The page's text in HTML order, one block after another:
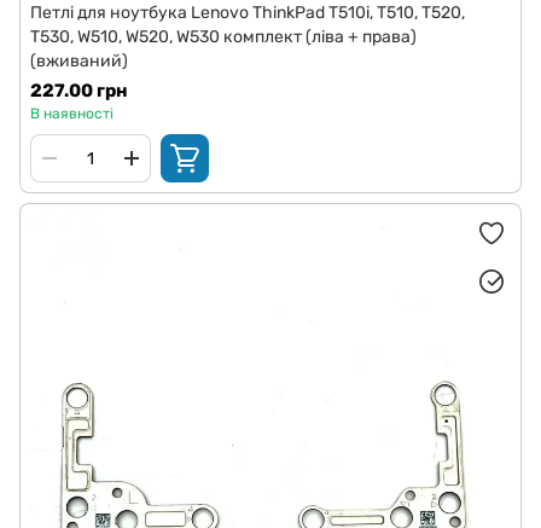
Петлі для ноутбука Lenovo ThinkPad T510i, T510, T520,
T530, W510, W520, W530 комплект (ліва + права)
(вживаний)
227.00 грн
В наявності